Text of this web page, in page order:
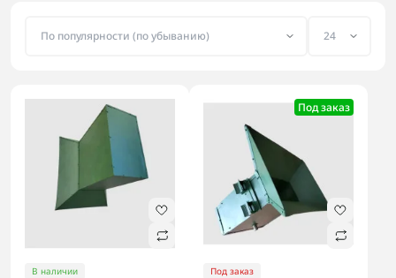
В наличии
Под заказ
Под заказ